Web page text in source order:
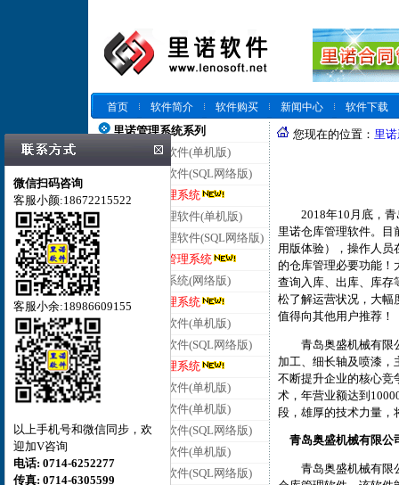
首页 软件简介 软件购买 新闻中心
软件下载
里诺管理系统系列
里诺仓库管理软件(单机版)
里诺仓库管理软件(SQL网络版)
里诺云仓库管理系统
里诺进销存管理软件(单机版)
里诺进销存管理软件(SQL网络版)
里诺云进销存管理系统
里诺客户管理系统(网络版)
里诺云客户管理系统
里诺合同管理软件(单机版)
里诺合同管理软件(SQL网络版)
里诺云合同管理系统
里诺会员管理软件(单机版)
里诺销售管理软件(单机版)
里诺销售管理软件(SQL网络版)
里诺采购管理软件(单机版)
里诺采购管理软件(SQL网络版)
您现在的位置： 里
2018年10月底，青
里诺仓库管理软件。目
用版体验），操作人员
的仓库管理必要功能！
查询入库、出库、库存
松了解运营状况，大幅
值得向其他用户推荐！
青岛奥盛机械有限公
加工、细长轴及喷漆，
不断提升企业的核心竞
术，年营业额达到
段，雄厚的技术力量，
青岛奥盛机械有限公
青岛奥盛机械有限公
微信扫码咨询
客服小颜:18672215522
客服小余:18986609155
以上手机号和微信同步，欢
迎加V咨询
电话: 0714-6252277
传真: 0714-6305599